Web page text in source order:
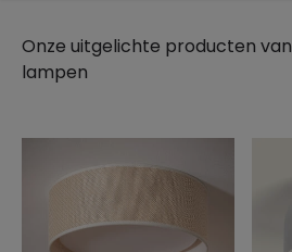
Onze uitgelichte producten van
lampen